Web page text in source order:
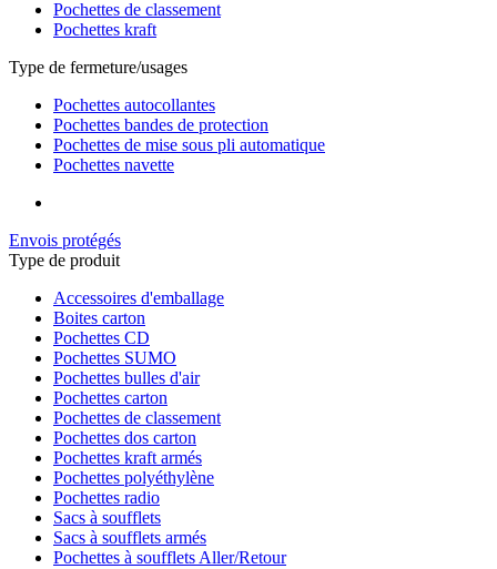
Pochettes de classement
Pochettes kraft
Type de fermeture/usages
Pochettes autocollantes
Pochettes bandes de protection
Pochettes de mise sous pli automatique
Pochettes navette
Envois protégés
Type de produit
Accessoires d'emballage
Boites carton
Pochettes CD
Pochettes SUMO
Pochettes bulles d'air
Pochettes carton
Pochettes de classement
Pochettes dos carton
Pochettes kraft armés
Pochettes polyéthylène
Pochettes radio
Sacs à soufflets
Sacs à soufflets armés
Pochettes à soufflets Aller/Retour